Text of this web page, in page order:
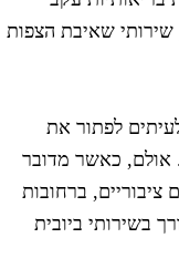
שאיבת הצפות
לפתור את
כאשר מדובר
ברחובות
בשירותי ביובית